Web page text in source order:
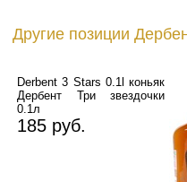
Другие позиции
Derbent 3 Stars 0.1l коньяк
Дербент Три звездочки
0.1л
185 руб.